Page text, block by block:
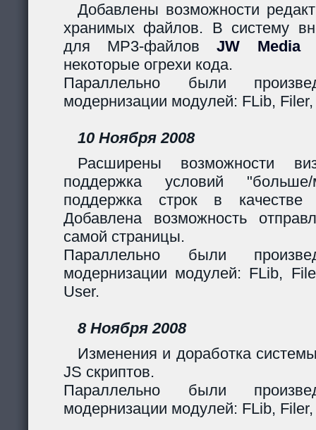
Добавлены возможности
хранимых файлов. В систему
для MP3-файловJW Media
некоторые огрехи кода.
Параллельно были
модернизации модулей: FLib,
10 Ноября 2008
Расширены возможности
поддержка условий
поддержка строк в качестве
Добавлена возможность
самой страницы.
Параллельно были
модернизации модулей: FLib,
User.
8 Ноября 2008
Изменения и доработка
JS скриптов.
Параллельно были
модернизации модулей: FLib,